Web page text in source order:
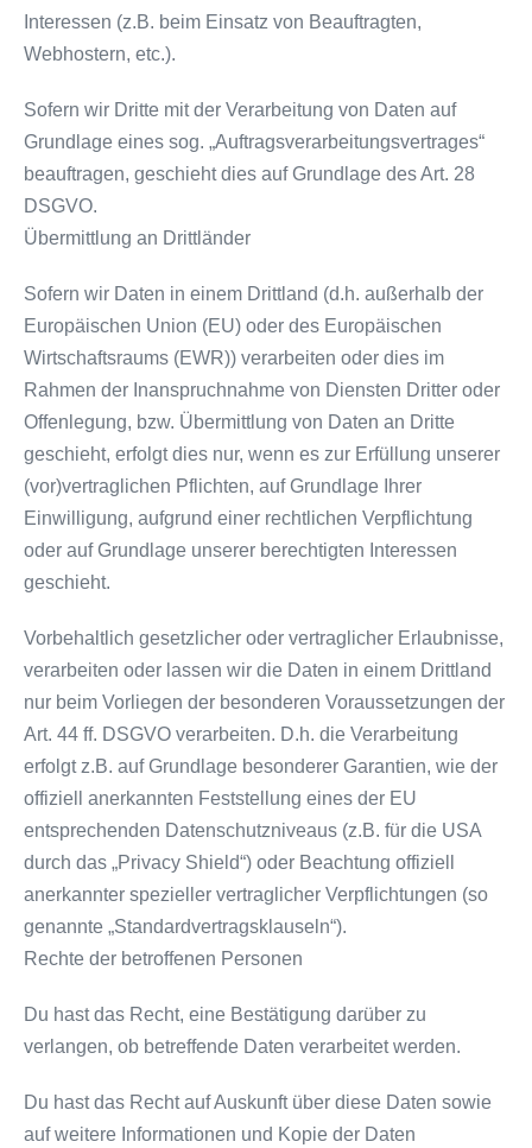
Interessen (z.B. beim Einsatz von Beauftragten,
Webhostern, etc.).
Sofern wir Dritte mit der Verarbeitung von Daten auf
Grundlage eines sog. „Auftragsverarbeitungsvertrages“
beauftragen, geschieht dies auf Grundlage des Art. 28
DSGVO.
Übermittlung an Drittländer
Sofern wir Daten in einem Drittland (d.h. außerhalb der
Europäischen Union (EU) oder des Europäischen
Wirtschaftsraums (EWR)) verarbeiten oder dies im
Rahmen der Inanspruchnahme von Diensten Dritter oder
Offenlegung, bzw. Übermittlung von Daten an Dritte
geschieht, erfolgt dies nur, wenn es zur Erfüllung unserer
(vor)vertraglichen Pflichten, auf Grundlage Ihrer
Einwilligung, aufgrund einer rechtlichen Verpflichtung
oder auf Grundlage unserer berechtigten Interessen
geschieht.
Vorbehaltlich gesetzlicher oder vertraglicher Erlaubnisse,
verarbeiten oder lassen wir die Daten in einem Drittland
nur beim Vorliegen der besonderen Voraussetzungen der
Art. 44 ff. DSGVO verarbeiten. D.h. die Verarbeitung
erfolgt z.B. auf Grundlage besonderer Garantien, wie der
offiziell anerkannten Feststellung eines der EU
entsprechenden Datenschutzniveaus (z.B. für die USA
durch das „Privacy Shield“) oder Beachtung offiziell
anerkannter spezieller vertraglicher Verpflichtungen (so
genannte „Standardvertragsklauseln“).
Rechte der betroffenen Personen
Du hast das Recht, eine Bestätigung darüber zu
verlangen, ob betreffende Daten verarbeitet werden.
Du hast das Recht auf Auskunft über diese Daten sowie
auf weitere Informationen und Kopie der Daten